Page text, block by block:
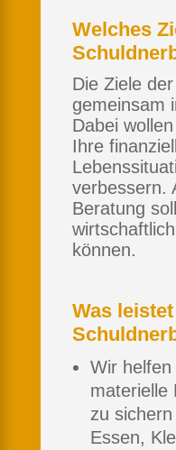
Welches
Die Ziele
gemeinsam
Dabei
Ihre
verbessern.
Beratung
können.
Was leistet
Wir
materielle
zu
Essen,